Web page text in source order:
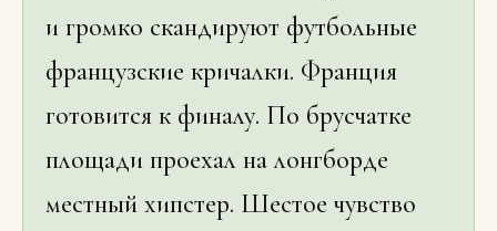
и громко скандируют футбольные
французские кричалки. Франция
готовится к финалу. По брусчатке
площади проехал на лонгборде
местный хипстер. Шестое чувство